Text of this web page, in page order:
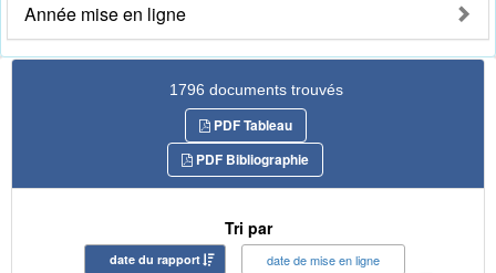
Année mise en ligne
1796 documents trouvés
PDF Tableau
PDF Bibliographie
Tri par
date du rapport date de mise en ligne